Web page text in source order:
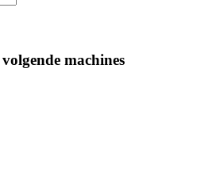
machines